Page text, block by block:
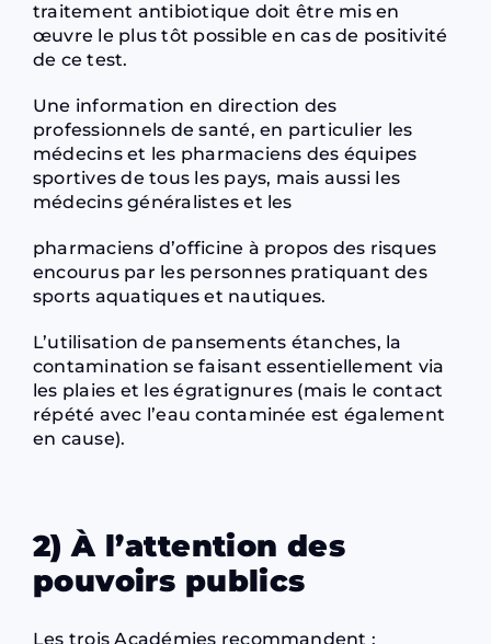
traitement antibiotique doit être mis en
œuvre le plus tôt possible en cas de positivité
de ce test.
Une information en direction des
professionnels de santé, en particulier les
médecins et les pharmaciens des équipes
sportives de tous les pays, mais aussi les
médecins généralistes et les
pharmaciens d’officine à propos des risques
encourus par les personnes pratiquant des
sports aquatiques et nautiques.
L’utilisation de pansements étanches, la
contamination se faisant essentiellement via
les plaies et les égratignures (mais le contact
répété avec l’eau contaminée est également
en cause).
2) À l’attention des
pouvoirs publics
Les trois Académies recommandent :